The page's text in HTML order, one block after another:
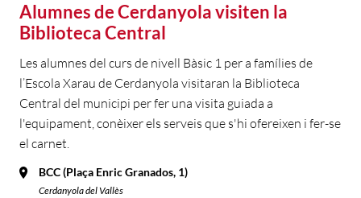
Alumnes de Cerdanyola visiten la
Biblioteca Central
Les alumnes del curs de nivell Bàsic 1 per a famílies de
l’Escola Xarau de Cerdanyola visitaran la Biblioteca
Central del municipi per fer una visita guiada a
l'equipament, conèixer els serveis que s'hi ofereixen i fer-se
el carnet.
BCC (Plaça Enric Granados, 1)
Cerdanyola del Vallès